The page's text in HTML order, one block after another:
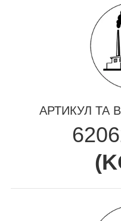
АРТИКУЛ ТА
(